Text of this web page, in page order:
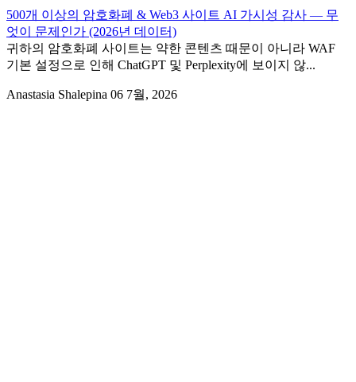
500개 이상의 암호화폐 & Web3 사이트 AI 가시성 감사 — 무
엇이 문제인가 (2026년 데이터)
귀하의 암호화폐 사이트는 약한 콘텐츠 때문이 아니라 WAF
기본 설정으로 인해 ChatGPT 및 Perplexity에 보이지 않...
Anastasia Shalepina 06 7월, 2026